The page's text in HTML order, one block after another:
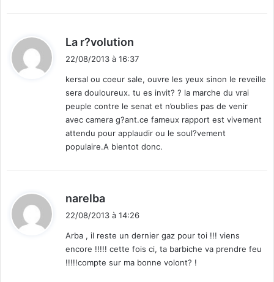
La r?volution
:
22/08/2013 à 16:37
kersal ou coeur sale, ouvre les yeux sinon le reveille
sera douloureux. tu es invit? ? la marche du vrai
peuple contre le senat et n’oublies pas de venir
avec camera g?ant.ce fameux rapport est vivement
attendu pour applaudir ou le soul?vement
populaire.A bientot donc.
narelba
:
22/08/2013 à 14:26
Arba , il reste un dernier gaz pour toi !!! viens
encore !!!!! cette fois ci, ta barbiche va prendre feu
!!!!!compte sur ma bonne volont? !